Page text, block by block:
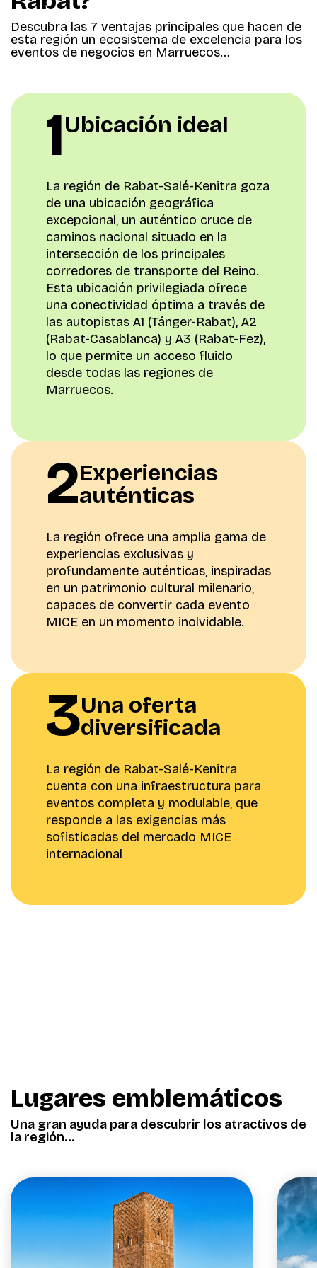
Descubra las 7 ventajas principales que hacen de
esta región un ecosistema de excelencia para los
eventos de negocios en Marruecos…
1Ubicación ideal
La región de Rabat-Salé-Kenitra goza
de una ubicación geográfica
excepcional, un auténtico cruce de
caminos nacional situado en la
intersección de los principales
corredores de transporte del Reino.
Esta ubicación privilegiada ofrece
una conectividad óptima a través de
las autopistas A1 (Tánger-Rabat), A2
(Rabat-Casablanca) y A3 (Rabat-Fez),
lo que permite un acceso fluido
desde todas las regiones de
Marruecos.
2Experiencias
auténticas
La región ofrece una amplia gama de
experiencias exclusivas y
profundamente auténticas, inspiradas
en un patrimonio cultural milenario,
capaces de convertir cada evento
MICE en un momento inolvidable.
3Una oferta
diversificada
La región de Rabat-Salé-Kenitra
cuenta con una infraestructura para
eventos completa y modulable, que
responde a las exigencias más
sofisticadas del mercado MICE
internacional
Lugares emblemáticos
Una gran ayuda para descubrir los atractivos de
la región…